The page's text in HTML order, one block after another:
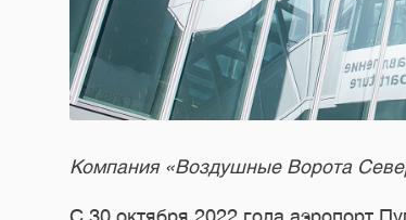
Компания «Воздушные Ворота